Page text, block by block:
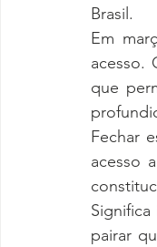
Brasil.
Em
acesso.
que
Fechar
acesso
pairar